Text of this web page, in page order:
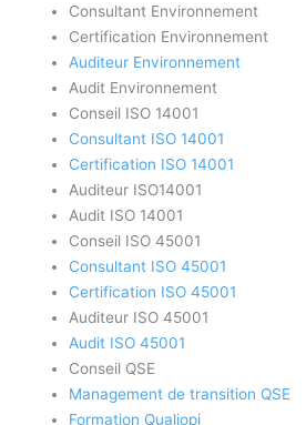
Consultant Environnement
Certification Environnement
Auditeur Environnement
Audit Environnement
Conseil ISO 14001
Consultant ISO 14001
Certification ISO 14001
Auditeur ISO14001
Audit ISO 14001
Conseil ISO 45001
Consultant ISO 45001
Certification ISO 45001
Auditeur ISO 45001
Audit ISO 45001
Conseil QSE
Management de transition QSE
Formation Qualiopi